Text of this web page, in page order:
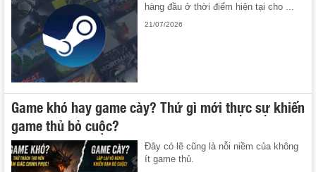
hàng đầu ở thời điểm hiện tại cho ...
21/07/2026
Game khó hay game cày? Thứ gì mới thực sự khiến
game thủ bỏ cuộc?
Đây có lẽ cũng là nỗi niềm của không
ít game thủ.